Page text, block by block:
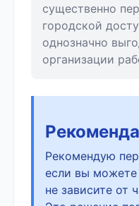
существенно
городской
однозначно
организации
Рекомендую
если вы можете
не зависите от